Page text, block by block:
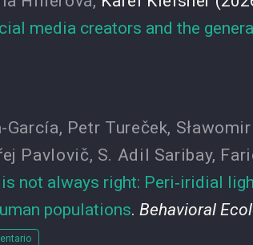
media creators and the
García, Petr Tureček,
Pavlovič, S. Adil Saribay,
not always right: Peri‑iridial
populations. Behavioral